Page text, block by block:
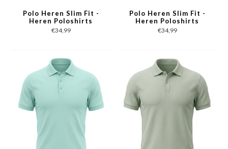
Polo Heren Slim Fit -
Heren Poloshirts
Korte Mouw - Polo
Shirt Heren - A150-23
€34,99
Polo Heren Slim Fit -
Heren Poloshirts
Korte Mouw - Polo
Shirt Heren - A150-8 -
€34,99